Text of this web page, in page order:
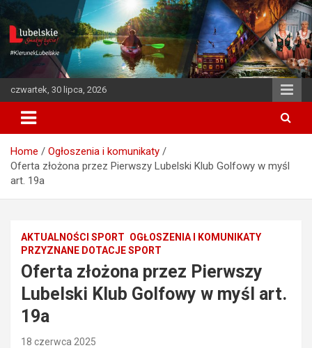
o
czwartek, 30 lipca, 2026
Home
Ogłoszenia i komunikaty
Oferta złożona przez Pierwszy Lubelski Klub Golfowy w myśl
art. 19a
AKTUALNOŚCI SPORT OGŁOSZENIA I KOMUNIKATY
PRZYZNANE DOTACJE SPORT
Oferta złożona przez Pierwszy
Lubelski Klub Golfowy w myśl art.
19a
18 czerwca 2025